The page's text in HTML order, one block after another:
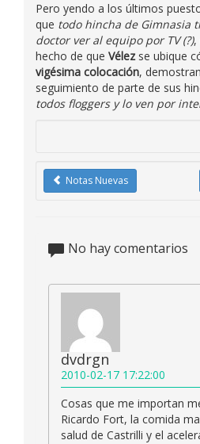
Pero yendo a los últimos
que todo hincha de Gimnasia
doctor ver al equipo por TV (?),
hecho de que Vélez se ubique
vigésima colocación,
seguimiento de parte de sus
todos floggers y lo ven por
Notas Nuevas
No hay comentarios
dvdrgn
2010-02-17 17:22:00
Cosas que me importan
Ricardo Fort, la comida
salud de Castrilli y el